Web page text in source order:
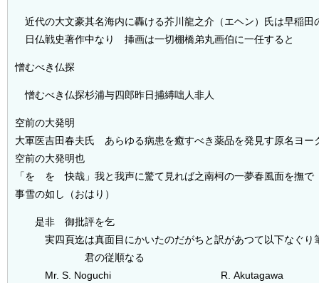
近代の大文豪其名海内に轟ける芥川龍之介（エヘン）氏は早稲田
日仏戦史著作中なり 挿画は一切棚橋弟丸画伯に一任すると
憎むべき仏探
憎むべき仏探杉浦与四郎昨日捕縛咄人非人
空前の大発明
大軍医吉田春夫氏 あらゆる病患を癒すべき薬品を発見す原名ヨー
空前の大発明也
「をゝをゝ快哉」我と我声に驚て見れば之南柯の一夢春風面を撫
事雪の如し（おはり）
是非 御批評を乞
実四頁迄は真面目にかいたのだがちと訳があつて以下なぐり
君の従順なる
Mr. S. Noguchi R. Akutagawa